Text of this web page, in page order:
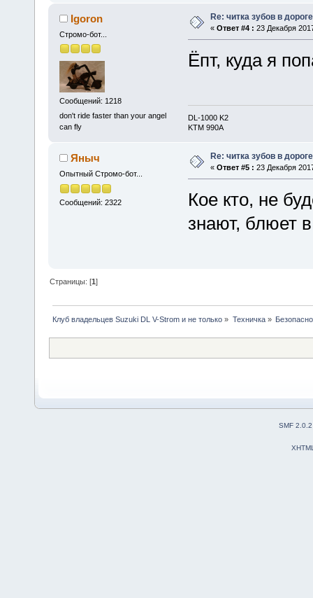
Igoron
Стромо-бот...
Сообщений: 1218
don't ride faster than your angel
can fly
Re: читка зубов в дороге
« Ответ #4 : 23 Декабря
Ёпт, куда я
DL-1000 K2
KTM 990A
Яныч
Опытный Стромо-бот...
Сообщений: 2322
Re: читка зубов в дороге
« Ответ #5 : 23 Декабря
Кое кто, не
знают, блюет
Страницы: [1]
Клуб владельцев Suzuki DL V-Strom и не только » Техничка»
SMF 2.0.2